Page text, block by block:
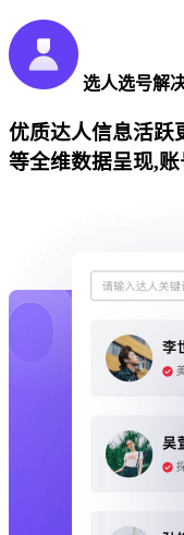
选人选号解
优质达人信息活跃
等全维数据呈现,账